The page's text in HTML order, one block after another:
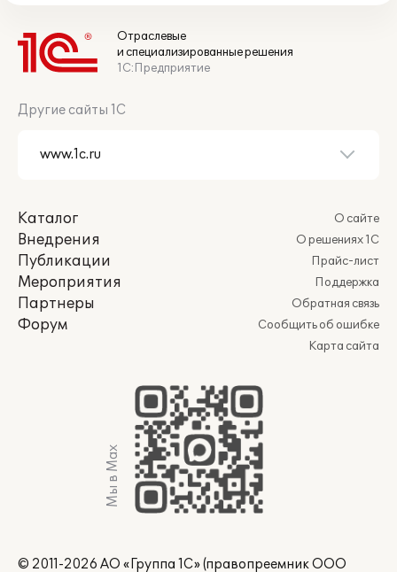
Отраслевые
и специализированные решения
1С:Предприятие
Другие сайты 1С
Каталог
Внедрения
Публикации
Мероприятия
Партнеры
Форум
О сайте
О решениях 1С
Прайс-лист
Поддержка
Обратная связь
Сообщить об ошибке
Карта сайта
Мы в Max
© 2011-2026 АО «Группа 1С» (правопреемник ООО